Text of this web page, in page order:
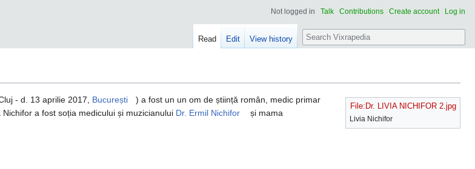
File:Dr. LIVIA NICHIFOR 2.jpg
Livia Nichifor
- d. 13 aprilie 2017, București
) a fost un un om de știință român, medic primar
Nichifor a fost soția medicului și muzicianului Dr. Ermil Nichifor
și mama
Not logged in Talk Contributions Create account Log in
Read Edit View history
Search